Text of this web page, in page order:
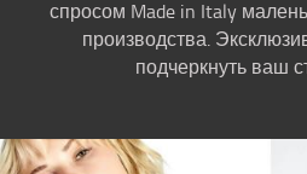
спросом Made in Italy
производства.
подчеркнуть ваш